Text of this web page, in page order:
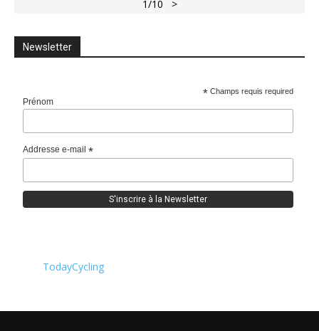
1/10 >
Newsletter
* Champs requis required
Prénom
Addresse e-mail*
TodayCycling